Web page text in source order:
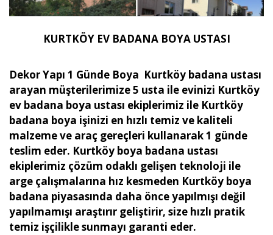
KURTKÖY EV BADANA BOYA USTASI
Dekor Yapı 1 Günde Boya Kurtköy badana ustası
arayan müşterilerimize 5 usta ile evinizi Kurtköy
ev badana boya ustası ekiplerimiz ile Kurtköy
badana boya işinizi en hızlı temiz ve kaliteli
malzeme ve araç gereçleri kullanarak 1 günde
teslim eder. Kurtköy boya badana ustası
ekiplerimiz çözüm odaklı gelişen teknoloji ile
arge çalışmalarına hız kesmeden Kurtköy boya
badana piyasasında daha önce yapılmışı değil
yapılmamışı araştırır geliştirir, size hızlı pratik
temiz işçilikle sunmayı garanti eder.